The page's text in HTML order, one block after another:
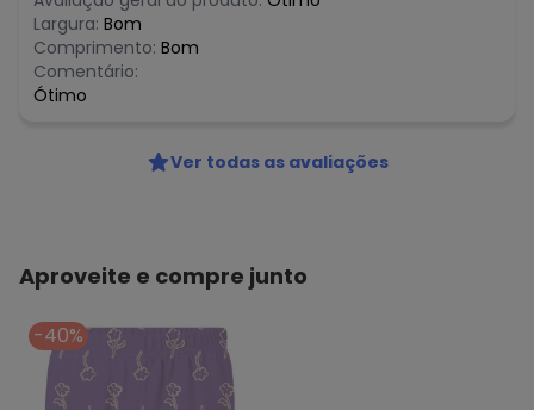
Largura: Bom
Comprimento: Bom
Comentário:
Ótimo
Ver todas as avaliações
Aproveite e compre junto
-40%